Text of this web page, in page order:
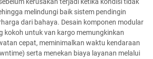
kerusakan terjadi ketika kondisi tidak
melindungi baik sistem pendingin
dari bahaya. Desain komponen modular
kokoh untuk van kargo memungkinkan
cepat, meminimalkan waktu kendaraan
serta menekan biaya layanan melalui